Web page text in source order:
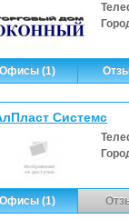
Офисы (1)
Системс
Офисы (1)